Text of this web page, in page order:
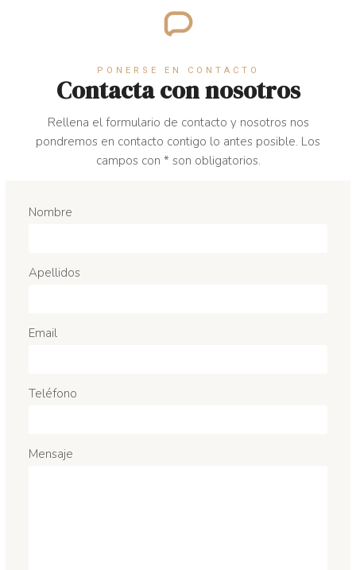
PONERSE EN CONTACTO
Contacta con nosotros
Rellena el formulario de contacto y nosotros nos
pondremos en contacto contigo lo antes posible. Los
campos con * son obligatorios.
Nombre
Apellidos
Email
Teléfono
Mensaje